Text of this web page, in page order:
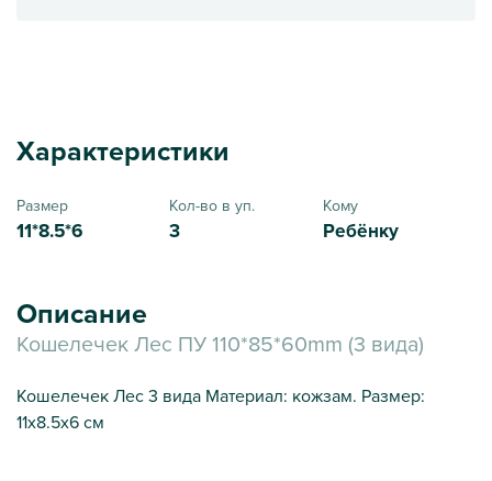
Характеристики
Размер
11*8.5*6
Кол-во в уп.
3
Кому
Ребёнку
Описание
Кошелечек Лес ПУ 110*85*60mm (3 вида)
Кошелечек Лес 3 вида Материал: кожзам. Размер:
11х8.5х6 см